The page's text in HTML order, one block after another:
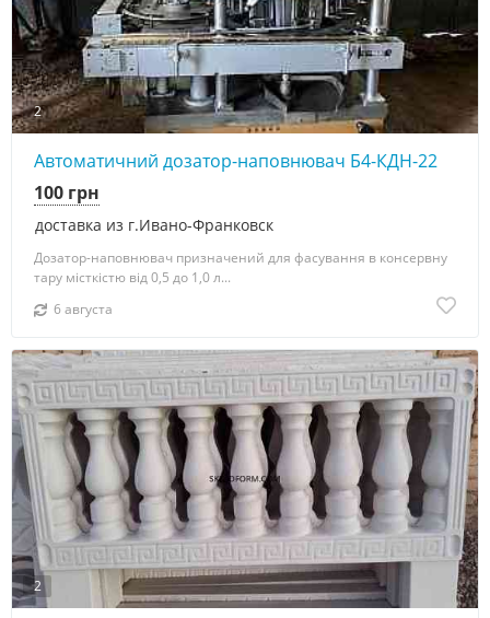
2
Автоматичний дозатор-наповнювач Б4-КДН-22
доставка из г.Ивано-Франковск
100 грн
Дозатор-наповнювач призначений для фасування в консервну
тару місткістю від 0,5 до 1,0 л...
6 августа
2